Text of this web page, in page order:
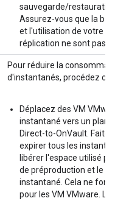
sauvegarde/
Assurez-vous que la
et l'utilisation de votre
réplication ne sont pas
Pour réduire la
d'instantanés, procédez
Déplacez des VM
instantané vers un plan
Direct-to-OnVault.
expirer tous les
libérer l'espace utilisé
de préproduction et le
instantané. Cela ne
pour les VM VMware.